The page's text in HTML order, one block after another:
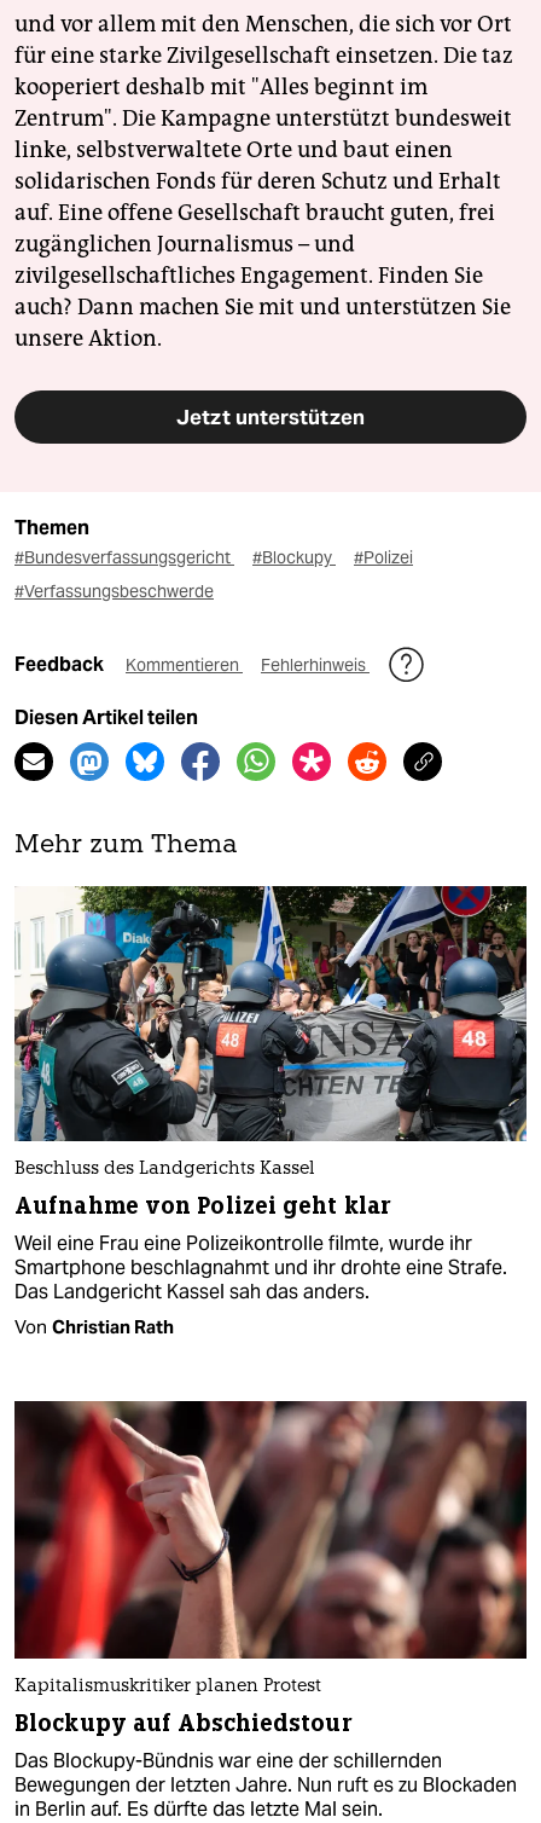
und vor allem mit den Menschen, die sich vor Ort
für eine starke Zivilgesellschaft einsetzen. Die taz
kooperiert deshalb mit "Alles beginnt im
Zentrum". Die Kampagne unterstützt bundesweit
linke, selbstverwaltete Orte und baut einen
solidarischen Fonds für deren Schutz und Erhalt
auf. Eine offene Gesellschaft braucht guten, frei
zugänglichen Journalismus – und
zivilgesellschaftliches Engagement. Finden Sie
auch? Dann machen Sie mit und unterstützen Sie
unsere Aktion.
Jetzt unterstützen
Themen
#Bundesverfassungsgericht #Blockupy
#Polizei
#Verfassungsbeschwerde
Feedback Kommentieren Fehlerhinweis
Diesen Artikel teilen
Mehr zum Thema
Beschluss des Landgerichts Kassel
Aufnahme von Polizei geht klar
Weil eine Frau eine Polizeikontrolle filmte, wurde ihr
Smartphone beschlagnahmt und ihr drohte eine Strafe.
Das Landgericht Kassel sah das anders.
Von Christian Rath
Kapitalismuskritiker planen Protest
Blockupy auf Abschiedstour
Das Blockupy-Bündnis war eine der schillernden
Bewegungen der letzten Jahre. Nun ruft es zu Blockaden
in Berlin auf. Es dürfte das letzte Mal sein.